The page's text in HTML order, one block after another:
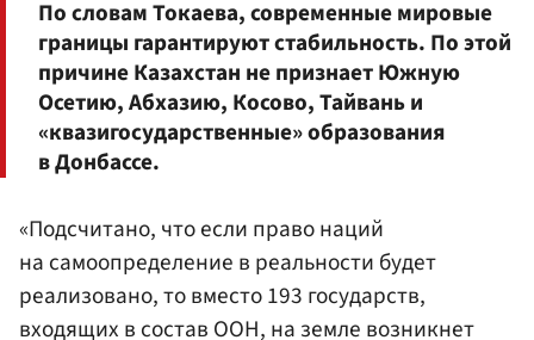
По словам Токаева, современные мировые
границы гарантируют стабильность. По этой
причине Казахстан не признает Южную
Осетию, Абхазию, Косово, Тайвань и
«квазигосударственные» образования
в Донбассе.
«Подсчитано, что если право наций
на самоопределение в реальности будет
реализовано, то вместо 193 государств,
входящих в состав ООН, на земле возникнет